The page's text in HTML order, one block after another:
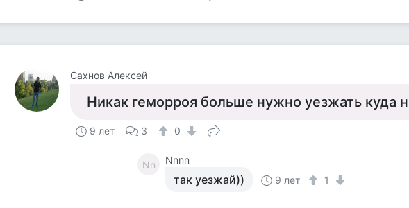
Сахнов Алексей
Никак геморроя больше нужно уезжать куда
9 лет 3 0
Nn Nnnn
так уезжай)) 9 лет 1